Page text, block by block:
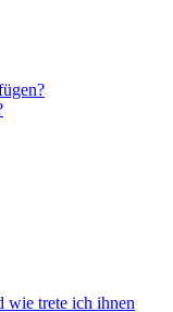
wie trete ich ihnen